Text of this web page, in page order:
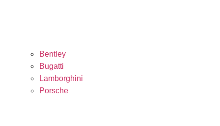
Bentley
Bugatti
Lamborghini
Porsche